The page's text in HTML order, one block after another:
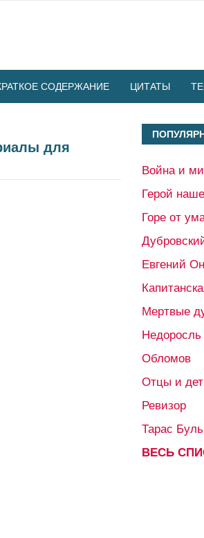
СОДЕРЖАНИЕ ЦИТАТЫ
для
Война и
Герой
Горе от
Евгений
Мертвые
Недоросль
Обломов
Отцы и
Ревизор
Тарас
ВЕСЬ